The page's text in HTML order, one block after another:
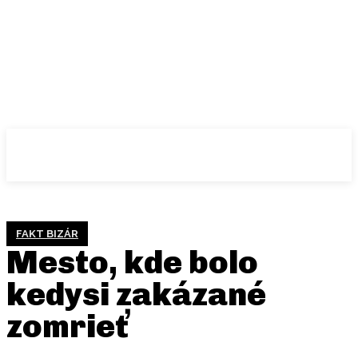
FAKT BIZÁR
Mesto, kde bolo
kedysi zakázané
zomrieť